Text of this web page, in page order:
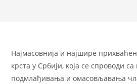
Најмасовнија и најшире
крста у Србији, која се спроводи
подмлађивања и омасовљавања